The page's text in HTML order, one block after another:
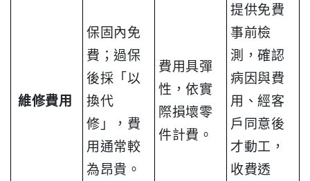
維修費用
保固內免
費；過保
後採「以
換代
修」，費
用通常較
為昂貴。
費用具彈
性，依實
際損壞零
件計費。
提供免費
事前檢
測，確認
病因與費
用、經客
戶同意後
才動工，
收費透